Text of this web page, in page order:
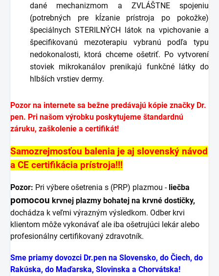
dané mechanizmom a ZVLÁŠTNE spojeniu
(potrebných pre kĺzanie prístroja po pokožke)
špeciálnych STERILNÝCH látok na vpichovanie a
špecifikovanú mezoterapiu vybranú podľa typu
nedokonalosti, ktorá chceme ošetriť. Po vytvorení
stoviek mikrokanálov prenikajú funkčné látky do
hlbších vrstiev dermy.
Pozor na internete sa bežne predávajú kópie značky Dr.
pen. Pri našom výrobku poskytujeme štandardnú
záruku, zaškolenie a certifikát!
Samozrejmosťou balenia je aj slovenský návod
a CE certifikácia prístroja!!!
Pozor: Pri výbere ošetrenia s (PRP) plazmou - liečba
pomocou krvnej plazmy bohatej na krvné dostičky,
dochádza k veľmi výrazným výsledkom. Odber krvi
klientom môže vykonávať ale iba ošetrujúci lekár alebo
profesionálny certifikovaný zdravotník.
Sme priamy dovozci Dr.pen na Slovensko, do Čiech, do
Rakúska, do Maďarska, Slovinska a Chorvátska!